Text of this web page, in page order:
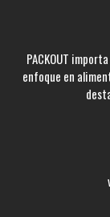
PACKOUT
enfoque en